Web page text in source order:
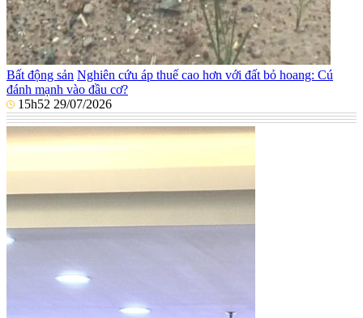
Bất động sản Nghiên cứu áp thuế cao hơn với đất bỏ hoang: Cú
đánh mạnh vào đầu cơ?
15h52 29/07/2026